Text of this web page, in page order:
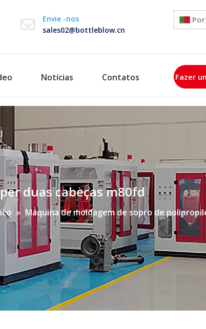
Envie -nos
sales02@bottleblow.cn
Notícias Contatos Fazer
duas cabeças m80fd
» Máquina de moldagem de sopro de